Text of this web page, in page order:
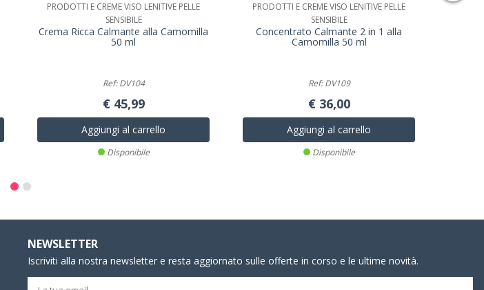
PRODOTTI E CREME VISO LENITIVE PELLE
SENSIBILE
Crema Ricca Calmante alla Camomilla
50 ml
Ref: DV104
€ 45,99
Aggiungi al carrello
Disponibile
PRODOTTI E CREME VISO LENITIVE PELLE
SENSIBILE
Concentrato Calmante 2 in 1 alla
Camomilla 50 ml
Ref: DV109
€ 36,00
Aggiungi al carrello
Disponibile
NEWSLETTER
Iscriviti alla nostra newsletter e resta aggiornato sulle offerte in corso e le ultime novità.